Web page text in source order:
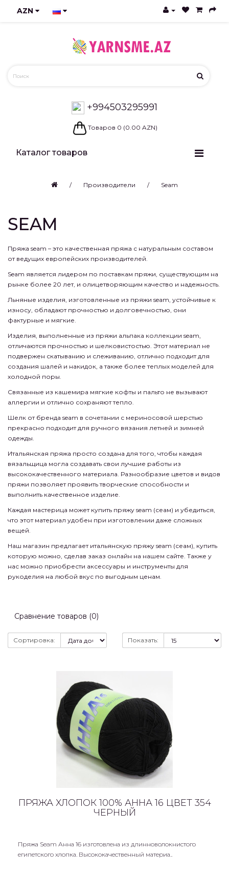
AZN
+994503295991
Товаров 0 (0.00 AZN)
Каталог товаров
Производители Seam
SEAM
Пряжа seam – это качественная пряжа с натуральным составом
от ведущих европейских производителей.
Seam является лидером по поставкам пряжи, существующим на
рынке более 20 лет, и олицетворяющим качество и надежность.
Льняные изделия, изготовленные из пряжи seam, устойчивые к
износу, обладают прочностью и долговечностью, они
фактурные и мягкие.
Изделия, выполненные из пряжи альпака коллекции seam,
отличаются прочностью и шелковистостью. Этот материал не
подвержен скатыванию и слеживанию, отлично подходит для
создания шалей и накидок, а также более теплых моделей для
холодной поры.
Связанные из кашемира мягкие кофты и пальто не вызывают
аллергии и отлично сохраняют тепло.
Шелк от бренда seam в сочетании с мериносовой шерстью
прекрасно подходит для ручного вязания летней и зимней
одежды.
Итальянская пряжа просто создана для того, чтобы каждая
вязальщица могла создавать свои лучшие работы из
высококачественного материала. Разнообразие цветов и видов
пряжи позволяет проявить творческие способности и
выполнить качественное изделие.
Каждая мастерица может купить пряжу seam (сеам) и убедиться,
что этот материал удобен при изготовлении даже сложных
вещей.
Наш магазин предлагает итальянскую пряжу seam (сеам), купить
которую можно, сделав заказ онлайн на нашем сайте. Также у
нас можно приобрести аксессуары и инструменты для
рукоделия на любой вкус по выгодным ценам.
Сравнение товаров (0)
Сортировка: Показать:
ПРЯЖА ХЛОПОК 100% АННА 16 ЦВЕТ 354
ЧЕРНЫЙ
Пряжа Seam Анна 16 изготовлена из длинноволокнистого
египетского хлопка. Высококачественный материа..